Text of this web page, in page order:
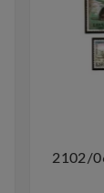
2102/